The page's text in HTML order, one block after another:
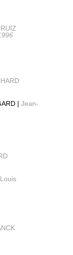
| Jean-